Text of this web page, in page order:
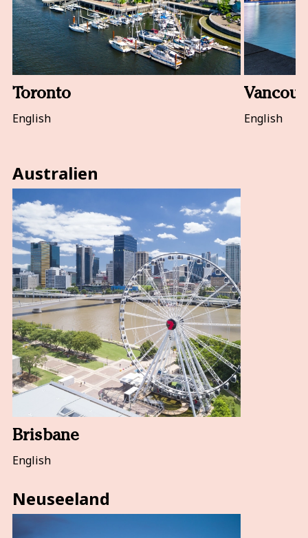
Toronto
English English
Australien
Brisbane
English
Neuseeland